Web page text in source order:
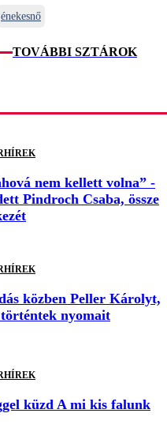
énekesnő
TOVÁBBI SZTÁROK
nem kellett volna” -
Pindroch Csaba, össze
közben Peller Károlyt,
nyomait
küzd A mi kis falunk